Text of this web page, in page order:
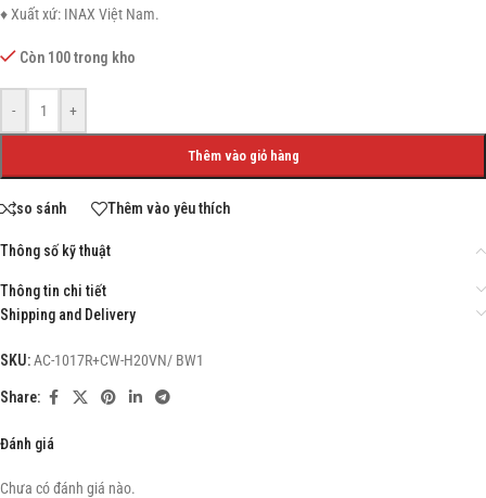
♦ Xuất xứ: INAX Việt Nam.
Còn 100 trong kho
- +
Thêm vào giỏ hàng
so sánh Thêm vào yêu thích
Thông số kỹ thuật
Thông tin chi tiết
Shipping and Delivery
SKU:AC-1017R+CW-H20VN/ BW1
Share:
Đánh giá
Chưa có đánh giá nào.